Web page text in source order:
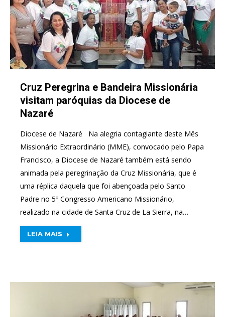
Cruz Peregrina e Bandeira Missionária
visitam paróquias da Diocese de
Nazaré
Diocese de Nazaré Na alegria contagiante deste Mês
Missionário Extraordinário (MME), convocado pelo Papa
Francisco, a Diocese de Nazaré também está sendo
animada pela peregrinação da Cruz Missionária, que é
uma réplica daquela que foi abençoada pelo Santo
Padre no 5º Congresso Americano Missionário,
realizado na cidade de Santa Cruz de La Sierra, na…
LEIA MAIS